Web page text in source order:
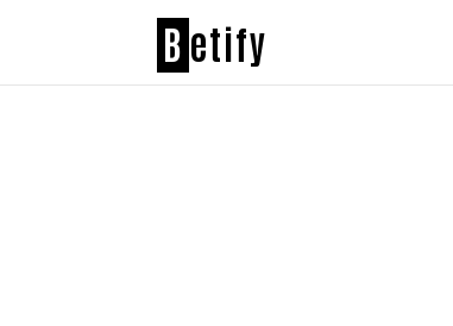
B etify